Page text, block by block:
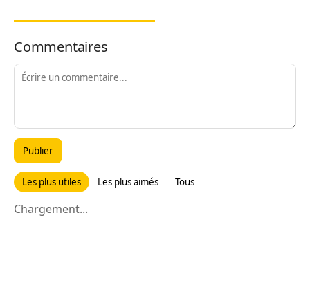
Commentaires
Publier
Les plus utiles Les plus aimés Tous
Chargement...